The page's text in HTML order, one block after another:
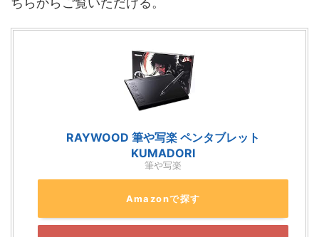
RAYWOOD 筆や写楽 ペンタブレット
KUMADORI
筆や写楽
Amazonで探す